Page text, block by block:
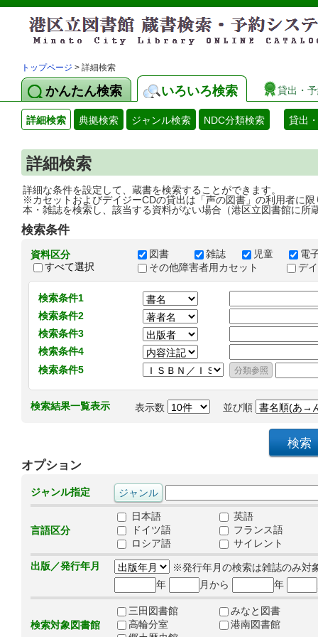
トップページ > 詳細検索
かんたん検索 いろいろ検索 貸出・
詳細検索 典拠検索 ジャンル検索 NDC分類検索 貸出
詳細検索
詳細な条件を設定して、蔵書を検索することができます。
※カセットおよびデイジーCDの貸出は「声の図書」の利用者に限
本・雑誌を検索し、該当する資料がない場合（港区立図書館に所
検索条件
資料区分
すべて選択
図書 雑誌 児童
電
その他障害者用カセット
デ
検索条件1
検索条件2
検索条件3
検索条件4
検索条件5
検索結果一覧表示 表示数 並び順
オプション
ジャンル指定
言語区分
日本語
英語
ドイツ語
フランス語
ロシア語
サイレント
出版／発行年月
※発行年月の検索は雑誌のみ対
年
月から 年
検索対象図書館
三田図書館
みなと図書
高輪分室
港南図書館